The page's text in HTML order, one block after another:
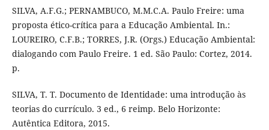
SILVA, A.F.G.; PERNAMBUCO, M.M.C.A. Paulo Freire: uma
proposta ético-crítica para a Educação Ambiental. In.:
LOUREIRO, C.F.B.; TORRES, J.R. (Orgs.) Educação Ambiental:
dialogando com Paulo Freire. 1 ed. São Paulo: Cortez, 2014.
p.
SILVA, T. T. Documento de Identidade: uma introdução às
teorias do currículo. 3 ed., 6 reimp. Belo Horizonte:
Autêntica Editora, 2015.